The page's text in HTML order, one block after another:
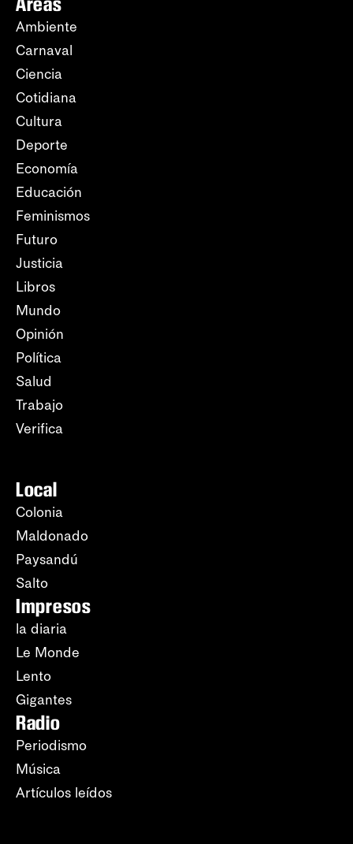
Ambiente
Carnaval
Ciencia
Cotidiana
Cultura
Deporte
Economía
Educación
Feminismos
Futuro
Justicia
Libros
Mundo
Opinión
Política
Salud
Trabajo
Verifica
Local
Colonia
Maldonado
Paysandú
Salto
Impresos
la diaria
Le Monde
Lento
Gigantes
Radio
Periodismo
Música
Artículos leídos